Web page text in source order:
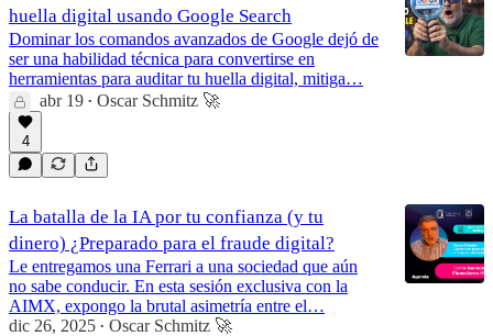
huella digital usando Google Search
Dominar los comandos avanzados de Google dejó de
ser una habilidad técnica para convertirse en
herramientas para auditar tu huella digital, mitiga…
abr 19 • Oscar Schmitz 🚀
4
La batalla de la IA por tu confianza (y tu
dinero) ¿Preparado para el fraude digital?
Le entregamos una Ferrari a una sociedad que aún
no sabe conducir. En esta sesión exclusiva con la
AIMX, expongo la brutal asimetría entre el…
dic 26, 2025 • Oscar Schmitz 🚀